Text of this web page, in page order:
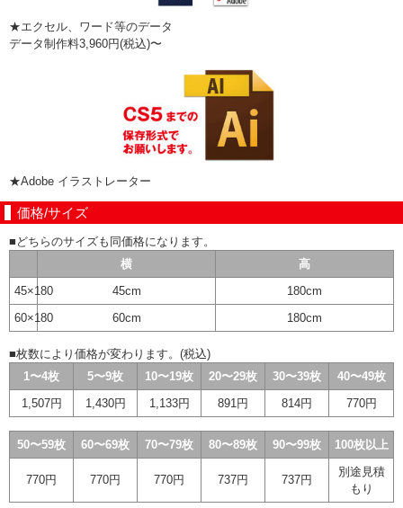
★エクセル、ワード等のデータ
データ制作料3,960円(税込)〜
★Adobe イラストレーター
価格/サイズ
■どちらのサイズも同価格になります。
横
高
45×180
45cm
180cm
60×180
60cm 180cm
■枚数により価格が変わります。(税込)
1〜4枚
5〜9枚 10〜19枚 20〜29枚 30〜39枚
40〜49枚
1,507円
1,430円 1,133円 891円 814円 770円
50〜59枚 60〜69枚 70〜79枚 80〜89枚 90〜99枚 100枚以上
770円 770円 770円 737円 737円
別途見積
もり